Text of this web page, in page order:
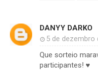
DANYY DARKO
5 de dezembro
Que sorteio
participantes! ♥